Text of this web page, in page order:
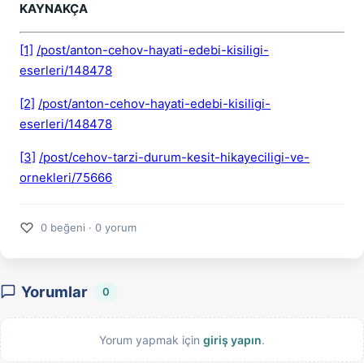
KAYNAKÇA
[1] /post/anton-cehov-hayati-edebi-kisiligi-
eserleri/148478
[2] /post/anton-cehov-hayati-edebi-kisiligi-
eserleri/148478
[3] /post/cehov-tarzi-durum-kesit-hikayeciligi-ve-
ornekleri/75666
♡ 0 beğeni · 0 yorum
Yorumlar 0
Yorum yapmak için giriş yapın.